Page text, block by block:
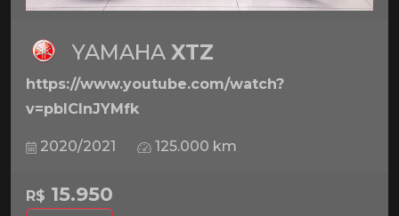
YAMAHA XTZ
https://www.youtube.com/watch?
v=pbICInJYMfk
2020/2021 125.000 km
R$ 15.950